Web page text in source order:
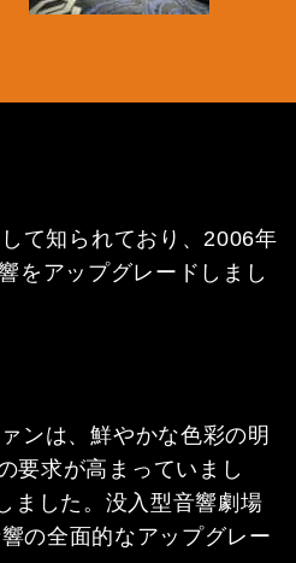
て知られており、2006年
をアップグレードしまし
ンは、鮮やかな色彩の明
要求が高まっていまし
ました。没入型音響劇場
の全面的なアップグレー